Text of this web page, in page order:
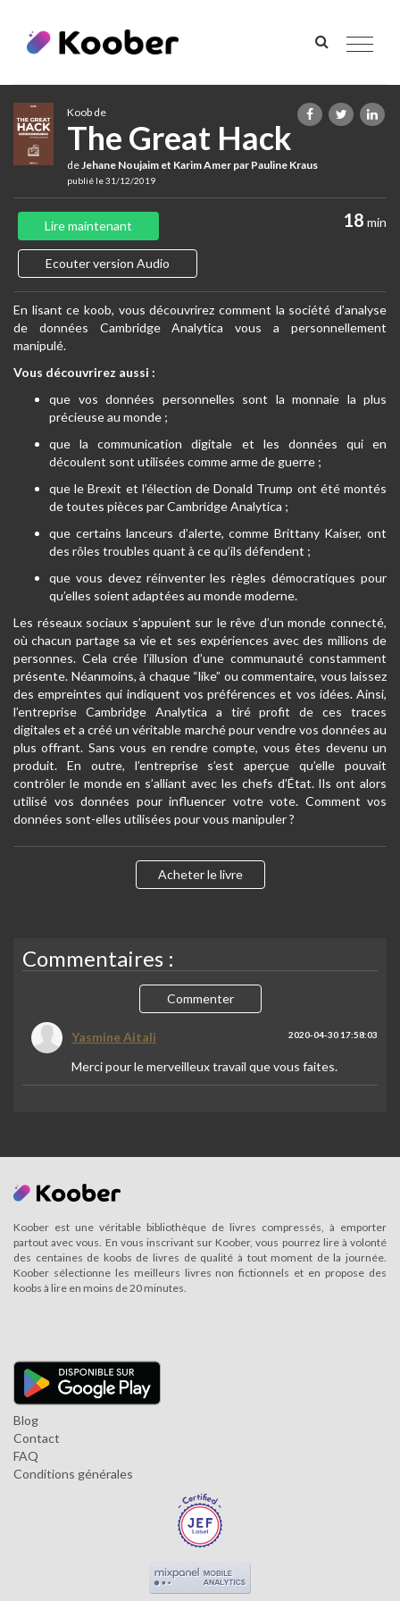
Toggle
Koob de
The Great Hack
deJehane Noujaim et Karim Amer par Pauline Kraus
publié le 31/12/2019
18 min
Lire maintenant
Ecouter version Audio
En lisant ce koob, vous découvrirez comment la société d’analyse
de données Cambridge Analytica vous a personnellement
manipulé.
Vous découvrirez aussi :
que vos données personnelles sont la monnaie la plus
précieuse au monde ;
que la communication digitale et les données qui en
découlent sont utilisées comme arme de guerre ;
que le Brexit et l’élection de Donald Trump ont été montés
de toutes pièces par Cambridge Analytica ;
que certains lanceurs d’alerte, comme Brittany Kaiser, ont
des rôles troubles quant à ce qu’ils défendent ;
que vous devez réinventer les règles démocratiques pour
qu’elles soient adaptées au monde moderne.
Les réseaux sociaux s’appuient sur le rêve d’un monde connecté,
où chacun partage sa vie et ses expériences avec des millions de
personnes. Cela crée l’illusion d’une communauté constamment
présente. Néanmoins, à chaque “like” ou commentaire, vous laissez
des empreintes qui indiquent vos préférences et vos idées. Ainsi,
l’entreprise Cambridge Analytica a tiré profit de ces traces
digitales et a créé un véritable marché pour vendre vos données au
plus offrant. Sans vous en rendre compte, vous êtes devenu un
produit. En outre, l’entreprise s’est aperçue qu’elle pouvait
contrôler le monde en s’alliant avec les chefs d’État. Ils ont alors
utilisé vos données pour influencer votre vote. Comment vos
données sont-elles utilisées pour vous manipuler ?
Acheter le livre
Commentaires :
Commenter
Yasmine Aitali 2020-04-30 17:58:03
Merci pour le merveilleux travail que vous faites.
Koober est une véritable bibliothèque de livres compressés, à emporter
partout avec vous. En vous inscrivant sur Koober, vous pourrez lire à volonté
des centaines de koobs de livres de qualité à tout moment de la journée.
Koober sélectionne les meilleurs livres non fictionnels et en propose des
koobs à lire en moins de 20 minutes.
Blog
Contact
FAQ
Conditions générales